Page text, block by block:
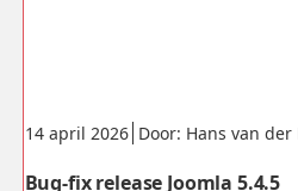
Gepubliceerd:
14 april 2026. Door: Hans van der
Bug-fix release Joomla 5.4.5